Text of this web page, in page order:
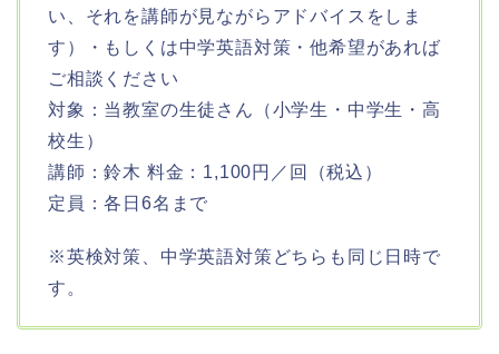
い、それを講師が見ながらアドバイスをしま
す）・もしくは中学英語対策・他希望があれば
ご相談ください
対象：当教室の生徒さん（小学生・中学生・高
校生）
講師：鈴木 料金：1,100円／回（税込）
定員：各日6名まで
※英検対策、中学英語対策どちらも同じ日時で
す。